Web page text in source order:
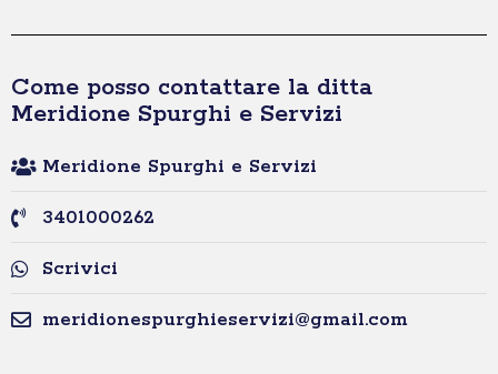
Come posso contattare la ditta
Meridione Spurghi e Servizi
Meridione Spurghi e Servizi
3401000262
Scrivici
meridionespurghieservizi@gmail.com